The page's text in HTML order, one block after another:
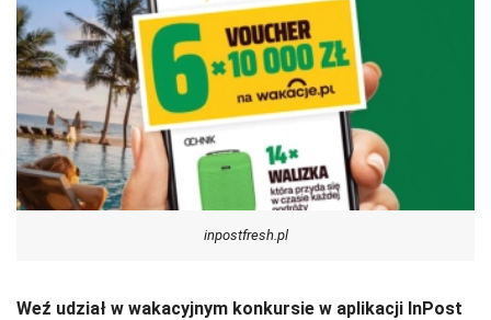
inpostfresh.pl
Weź udział w wakacyjnym konkursie w aplikacji InPost